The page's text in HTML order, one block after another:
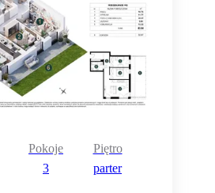
Pokoje
3
Piętro
parter